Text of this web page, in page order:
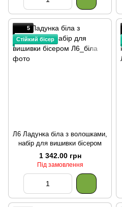
5
Стійкий бісер
Л6 Ладунка біла з волошками,
набір для вишивки бісером
1 342.00 грн
Під замовлення